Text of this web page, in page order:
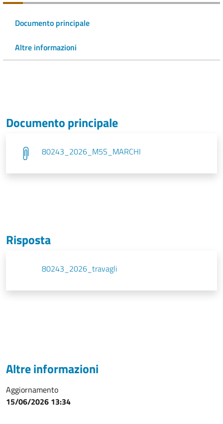
Documento principale
Altre informazioni
Documento principale
80243_2026_M5S_MARCHI
Risposta
80243_2026_travagli
Altre informazioni
Aggiornamento
15/06/2026 13:34